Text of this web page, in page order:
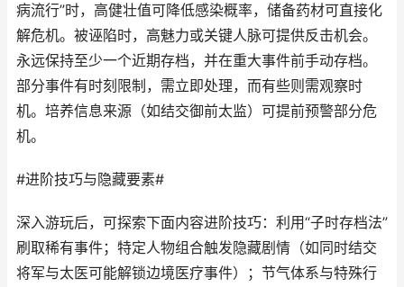
病流行”时，高健壮值可降低感染概率，储备药材可直接化
解危机。被诬陷时，高魅力或关键人脉可提供反击机会。
永远保持至少一个近期存档，并在重大事件前手动存档。
部分事件有时刻限制，需立即处理，而有些则需观察时
机。培养信息来源（如结交御前太监）可提前预警部分危
机。
#进阶技巧与隐藏要素#
深入游玩后，可探索下面内容进阶技巧：利用“子时存档法”
刷取稀有事件；特定人物组合触发隐藏剧情（如同时结交
将军与太医可能解锁边境医疗事件）；节气体系与特殊行